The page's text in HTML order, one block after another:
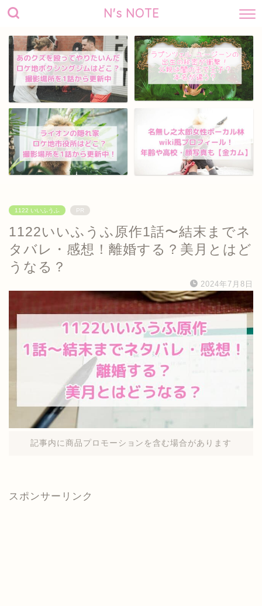
N's NOTE
1122 いいふうふ PR
1122いいふうふ原作1話〜結末までネ
タバレ・感想！離婚する？美月とはど
うなる？
2024年7月8日
記事内に商品プロモーションを含む場合があります
スポンサーリンク